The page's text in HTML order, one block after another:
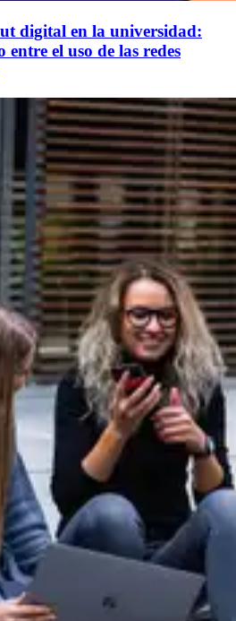
digital en la universidad:
el uso de las redes